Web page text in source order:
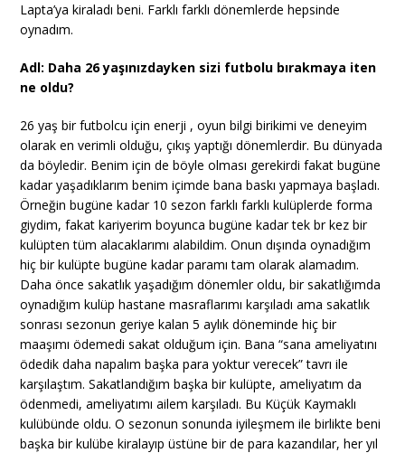
Lapta’ya kiraladı beni. Farklı farklı dönemlerde hepsinde
oynadım.
Adl: Daha 26 yaşınızdayken sizi futbolu bırakmaya iten
ne oldu?
26 yaş bir futbolcu için enerji , oyun bilgi birikimi ve deneyim
olarak en verimli olduğu, çıkış yaptığı dönemlerdir. Bu dünyada
da böyledir. Benim için de böyle olması gerekirdi fakat bugüne
kadar yaşadıklarım benim içimde bana baskı yapmaya başladı.
Örneğin bugüne kadar 10 sezon farklı farklı kulüplerde forma
giydim, fakat kariyerim boyunca bugüne kadar tek br kez bir
kulüpten tüm alacaklarımı alabildim. Onun dışında oynadığım
hiç bir kulüpte bugüne kadar paramı tam olarak alamadım.
Daha önce sakatlık yaşadığım dönemler oldu, bir sakatlığımda
oynadığım kulüp hastane masraflarımı karşıladı ama sakatlık
sonrası sezonun geriye kalan 5 aylık döneminde hiç bir
maaşımı ödemedi sakat olduğum için. Bana “sana ameliyatını
ödedik daha napalım başka para yoktur verecek” tavrı ile
karşılaştım. Sakatlandığım başka bir kulüpte, ameliyatım da
ödenmedi, ameliyatımı ailem karşıladı. Bu Küçük Kaymaklı
kulübünde oldu. O sezonun sonunda iyileşmem ile birlikte beni
başka bir kulübe kiralayıp üstüne bir de para kazandılar, her yıl